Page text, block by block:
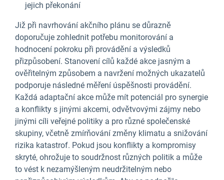
jejich překonání
Již při navrhování akčního plánu se důrazně
doporučuje zohlednit potřebu monitorování a
hodnocení pokroku při provádění a výsledků
přizpůsobení. Stanovení cílů každé akce jasným a
ověřitelným způsobem a navržení možných ukazatelů
podporuje následné měření úspěšnosti provádění.
Každá adaptační akce může mít potenciál pro synergie
a konflikty s jinými akcemi, odvětvovými zájmy nebo
jinými cíli veřejné politiky a pro různé společenské
skupiny, včetně zmírňování změny klimatu a snižování
rizika katastrof. Pokud jsou konflikty a kompromisy
skryté, ohrožuje to soudržnost různých politik a může
to vést k nezamýšleným neudržitelným nebo